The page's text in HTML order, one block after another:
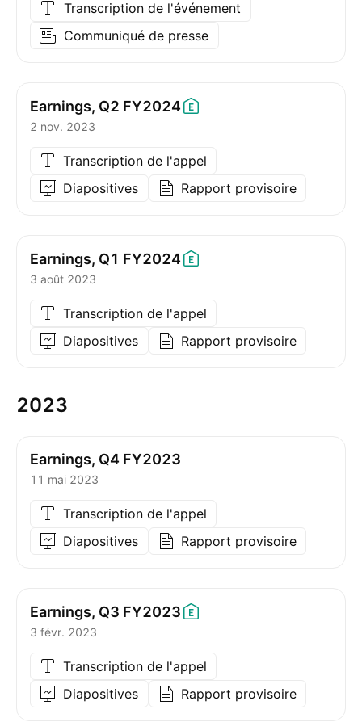
Transcription de l'événement
Communiqué de presse
Earnings, Q2 FY2024
2 nov. 2023
Transcription de l'appel
Diapositives
Rapport provisoire
Earnings, Q1 FY2024
3 août 2023
Transcription de l'appel
Diapositives
Rapport provisoire
2023
Earnings, Q4 FY2023
11 mai 2023
Transcription de l'appel
Diapositives
Rapport provisoire
Earnings, Q3 FY2023
3 févr. 2023
Transcription de l'appel
Diapositives
Rapport provisoire